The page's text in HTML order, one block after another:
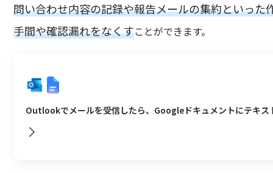
問い合わせ内容の記録や報告メールの集約といっ
手間や確認漏れをなくすことができます。
Outlookでメールを受信したら、Googleドキュメントにテキス